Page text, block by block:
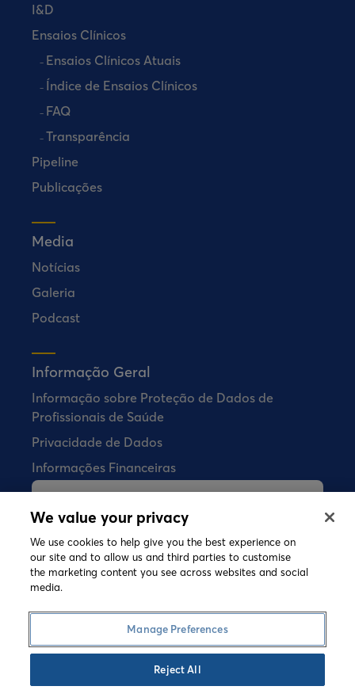
I&D
Ensaios Clínicos
Ensaios Clínicos Atuais
Índice de Ensaios Clínicos
FAQ
Transparência
Pipeline
Publicações
Media
Notícias
Galeria
Podcast
Informação Geral
Informação sobre Proteção de Dados de
Profissionais de Saúde
Privacidade de Dados
Informações Financeiras
farmacêuticos diretamente aos
consumidores.
Termos e CondiçõesPolítica de Cookies
Política de PrivacidadeSpeak-up
We value your privacy
We use cookies to help give you the best experience on
our site and to allow us and third parties to customise
the marketing content you see across websites and social
media.
Manage Preferences
Reject All